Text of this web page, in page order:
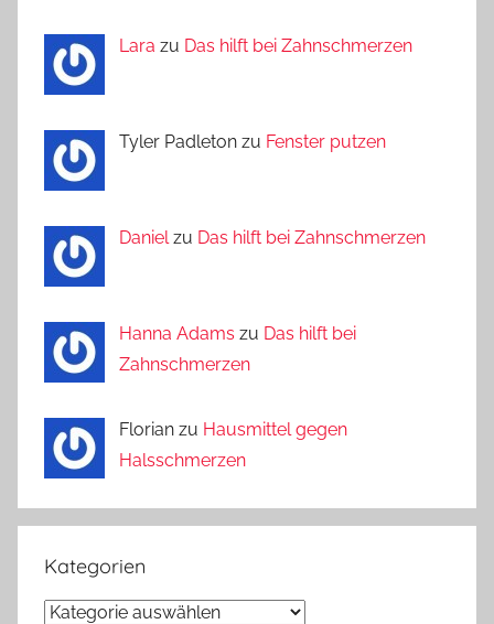
Lara zu Das hilft bei Zahnschmerzen
Tyler Padleton zu Fenster putzen
Daniel zu Das hilft bei Zahnschmerzen
Hanna Adams zu Das hilft bei
Zahnschmerzen
Florian zu Hausmittel gegen
Halsschmerzen
Kategorien
Kategorien